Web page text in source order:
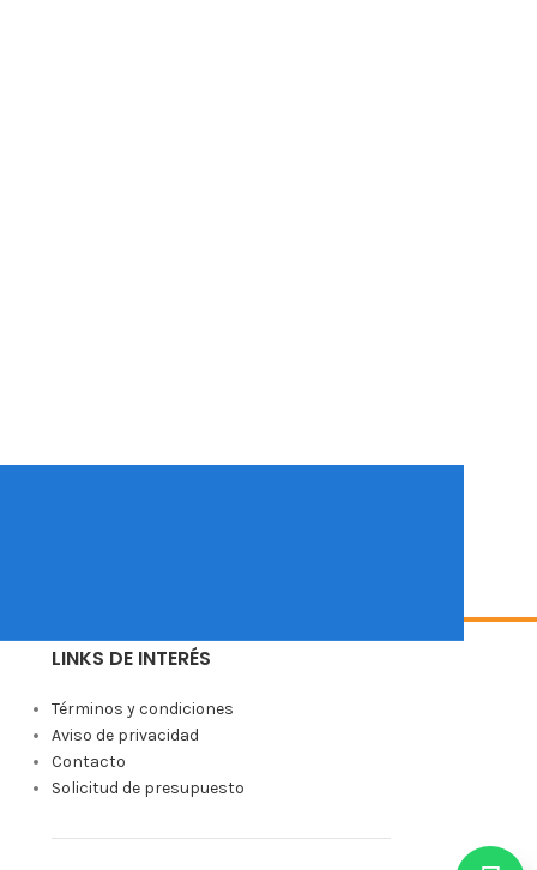
LINKS DE INTERÉS
Términos y condiciones
Aviso de privacidad
Contacto
Solicitud de presupuesto